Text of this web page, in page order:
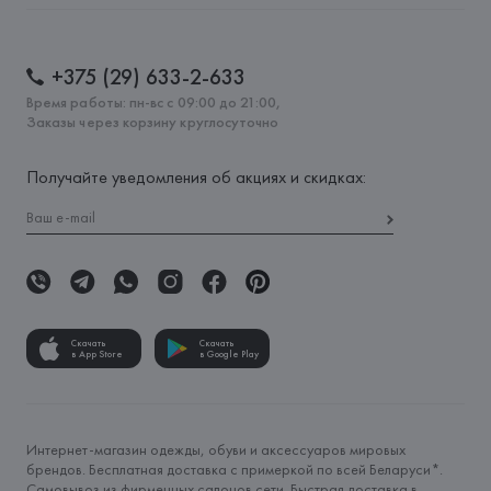
+375 (29) 633-2-633
Время работы: пн-вс с 09:00 до 21:00,
Заказы через корзину круглосуточно
Получайте уведомления об акциях и скидках:
Скачать
в App Store
Скачать
в Google Play
Интернет-магазин одежды, обуви и аксессуаров мировых
брендов. Бесплатная доставка с примеркой по всей Беларуси*.